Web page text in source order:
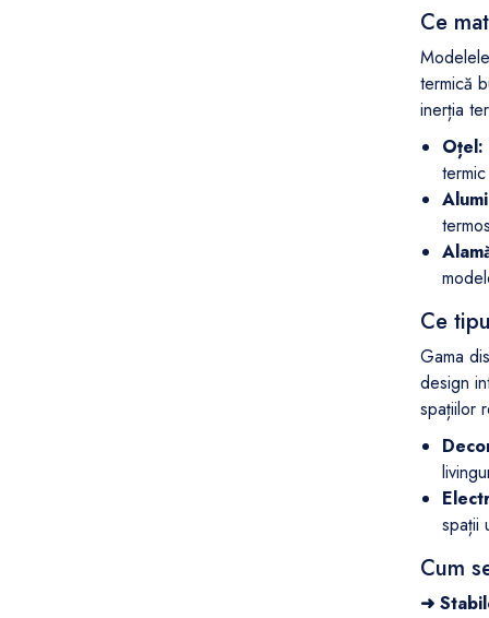
Ce
termică
inerția
Oțel:
Ce
Gama
design
spațiilor
spații
Cum
➜